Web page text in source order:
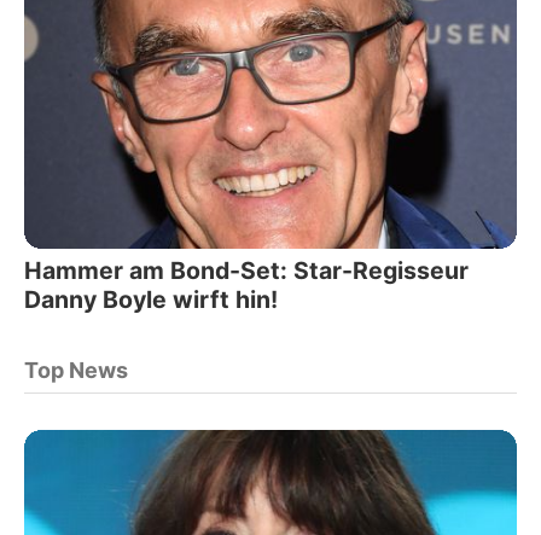
Hammer am Bond-Set: Star-Regisseur
Danny Boyle wirft hin!
Top News